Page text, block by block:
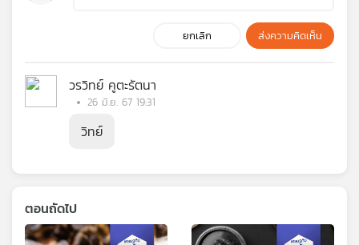
ยกเลิก ส่งความคิดเห็น
วรวิทย์ คูตะรัตนา
26 มิ.ย. 67 19:31
วิทย์
ตอนถัดไป